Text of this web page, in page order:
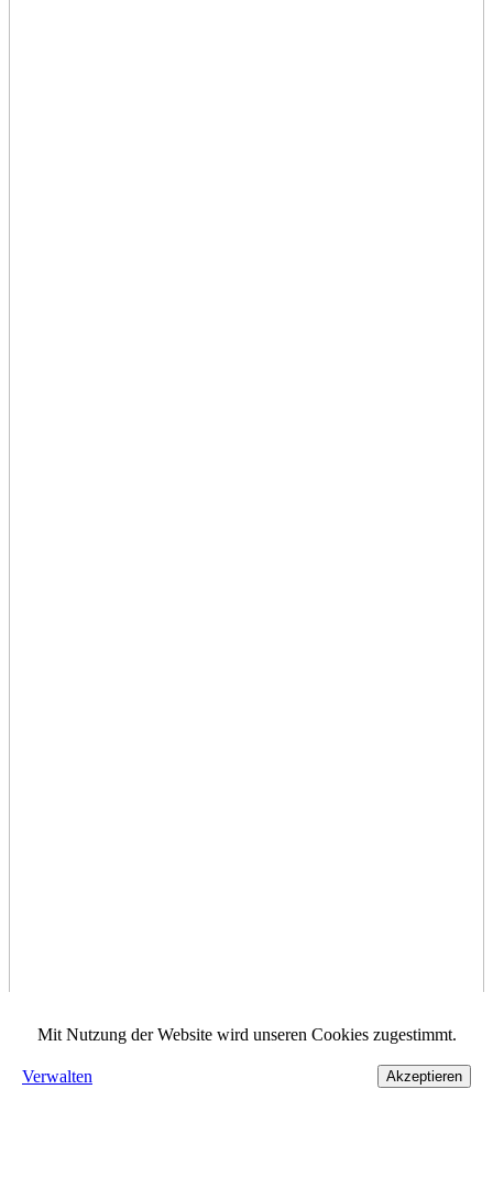
Mit Nutzung der Website wird unseren Cookies zugestimmt.
Verwalten Akzeptieren